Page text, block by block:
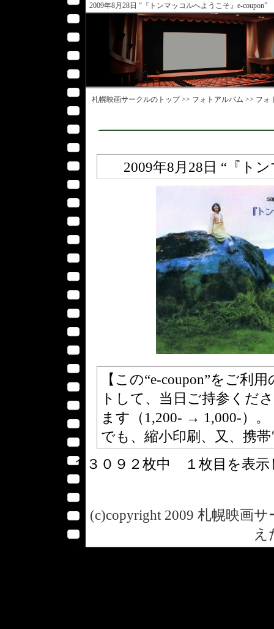
2009年8月28日 “『トンマッコルへようこそ』e-coupon”
札幌映画サークルのトップ >> フォトアルバム >> フォ
2009年8月28日 “『ト
【この“e-coupon”をご利
トして、当日ご持参くだ
ます（1,200- → 1,000-）
でも、縮小印刷、又、携
１３０９２枚中 １枚目を表
(c)copyright 2009 札幌映画
え